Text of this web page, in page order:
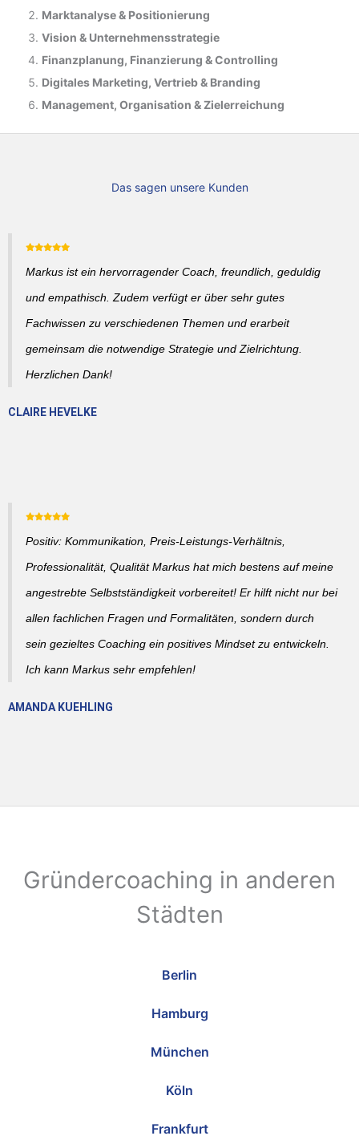
Marktanalyse & Positionierung
Vision & Unternehmensstrategie
Finanzplanung, Finanzierung & Controlling
Digitales Marketing, Vertrieb & Branding
Management, Organisation & Zielerreichung
Das sagen unsere Kunden
Markus ist ein hervorragender Coach, freundlich, geduldig
und empathisch. Zudem verfügt er über sehr gutes
Fachwissen zu verschiedenen Themen und erarbeit
gemeinsam die notwendige Strategie und Zielrichtung.
Herzlichen Dank!
CLAIRE HEVELKE
Positiv: Kommunikation, Preis-Leistungs-Verhältnis,
Professionalität, Qualität Markus hat mich bestens auf meine
angestrebte Selbstständigkeit vorbereitet! Er hilft nicht nur bei
allen fachlichen Fragen und Formalitäten, sondern durch
sein gezieltes Coaching ein positives Mindset zu entwickeln.
Ich kann Markus sehr empfehlen!
AMANDA KUEHLING
Gründercoaching in anderen
Städten
Berlin
Hamburg
München
Köln
Frankfurt